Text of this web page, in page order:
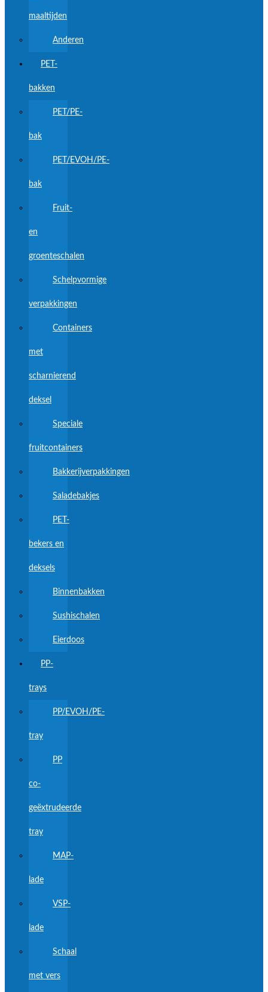
maaltijden
Anderen
PET-
bakken
PET/PE-
bak
PET/EVOH/PE-
bak
Fruit-
en
groenteschalen
Schelpvormige
verpakkingen
Containers
met
scharnierend
deksel
Speciale
fruitcontainers
Bakkerijverpakkingen
Saladebakjes
PET-
bekers en
deksels
Binnenbakken
Sushischalen
Eierdoos
PP-
trays
PP/EVOH/PE-
tray
PP
co-
geëxtrudeerde
tray
MAP-
lade
VSP-
lade
Schaal
met vers